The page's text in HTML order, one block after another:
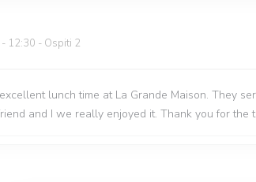
- 12:30 - Ospiti 2
lunch time at La Grande Maison. They
and I we really enjoyed it. Thank you for